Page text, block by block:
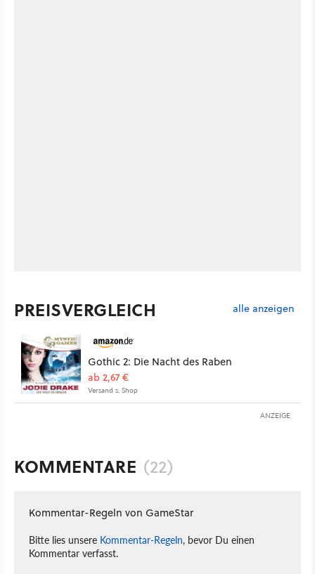
PREISVERGLEICH alle anzeigen
Gothic 2: Die Nacht des Raben
ab 2,67 €
Versand s. Shop
ANZEIGE
KOMMENTARE (22)
Kommentar-Regeln von GameStar
Bitte lies unsere Kommentar-Regeln, bevor Du einen
Kommentar verfasst.